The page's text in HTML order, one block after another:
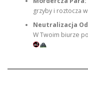
grzyby i roztocza
Neutralizacja
W Twoim biurze